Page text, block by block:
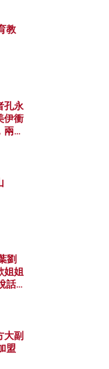
教
孔永
伊衝
者
崛
劉
姐姐
話
大副
盟